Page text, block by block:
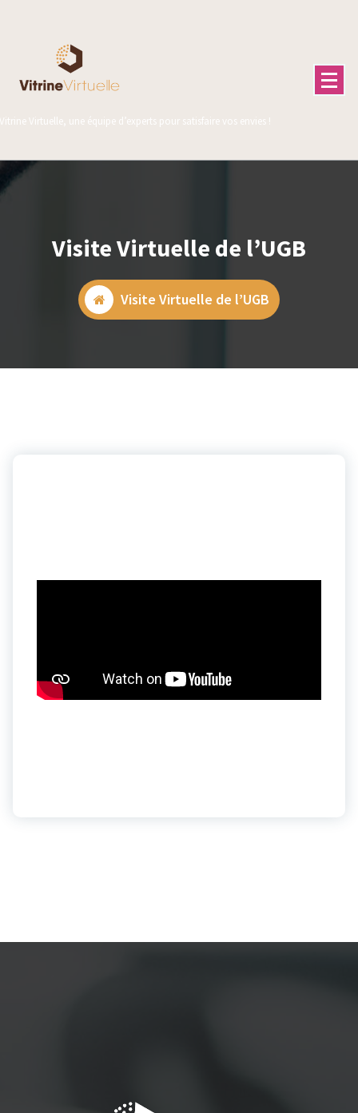
Vitrine Virtuelle, une équipe d’experts pour satisfaire vos envies !
Visite Virtuelle de l’UGB
Visite Virtuelle de l’UGB